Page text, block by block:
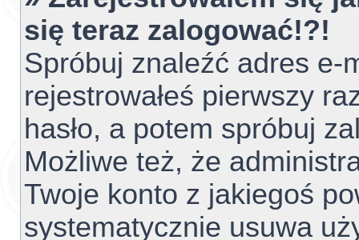
się teraz zalogować!?!
Spróbuj znaleźć adres e-
rejestrowałeś pierwszy
hasło, a potem spróbuj
Możliwe też, że
Twoje konto z jakiegoś
systematycznie usuwa